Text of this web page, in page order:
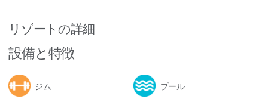
リゾートの詳細
設備と特徴
ジム プール